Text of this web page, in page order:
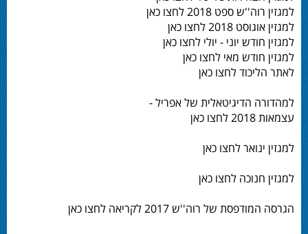
למגזין רוה''ש ספט 2018 לחצו כאן
למגזין אוגוסט 2018 לחצו כאן
למגזין חודש יוני - יולי לחצו כאן
למגזין חודש מאי לחצו כאן
לאתר הליכוד לחצו כאן
למהדורה הדיגיטאלית של אפריל -
עצמאות 2018 לחצו כאן
למגזין ינואר לחצו כאן
למגזין חנוכה לחצו כאן
הגרסה המודפסת של רוה''ש 2017 לקריאה לחצו כאן